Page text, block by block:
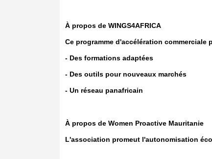
À propos de WINGS4AFRICA
Ce programme d'accélération commerciale
- Des formations adaptées
- Des outils pour nouveaux marchés
- Un réseau panafricain
À propos de Women Proactive Mauritanie
L'association promeut l'autonomisation